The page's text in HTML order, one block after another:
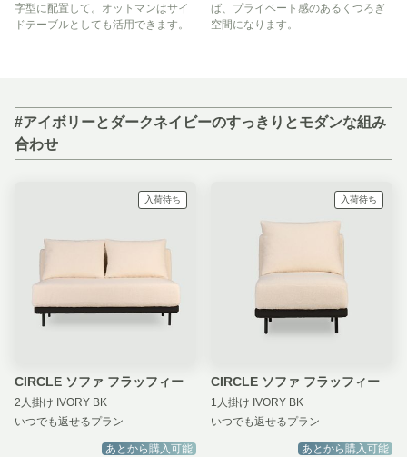
字型に配置して。オットマンはサイ
ドテーブルとしても活用できます。
ば、プライベート感のあるくつろぎ
空間になります。
#アイボリーとダークネイビーのすっきりとモダンな組み
合わせ
入荷待ち
CIRCLE ソファ フラッフィー
2人掛け IVORY BK
いつでも返せるプラン
あとから購入可能
入荷待ち
CIRCLE ソファ フラッフィー
1人掛け IVORY BK
いつでも返せるプラン
あとから購入可能